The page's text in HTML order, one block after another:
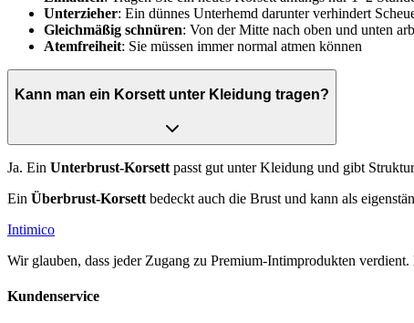
Unterzieher: Ein dünnes Unterhemd darunter verhindert
Gleichmäßig schnüren: Von der Mitte nach oben und unten
Atemfreiheit: Sie müssen immer normal atmen können
Kann man ein Korsett unter Kleidung tragen?
Ja. Ein Unterbrust-Korsett passt gut unter Kleidung und gibt
Ein Überbrust-Korsett bedeckt auch die Brust und kann als
Intimico
Wir glauben, dass jeder Zugang zu Premium-Intimprodukten
Kundenservice